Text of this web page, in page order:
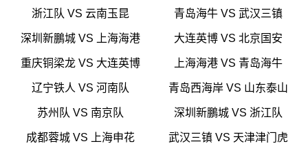
浙江队 VS 云南玉昆 青岛海牛 VS 武汉三镇
深圳新鵬城 VS 上海海港 大连英博 VS 北京国安
重庆铜梁龙 VS 大连英博 上海海港 VS 青岛海牛
辽宁铁人 VS 河南队 青岛西海岸 VS 山东泰山
苏州队 VS 南京队 深圳新鵬城 VS 浙江队
成都蓉城 VS 上海申花 武汉三镇 VS 天津津门虎